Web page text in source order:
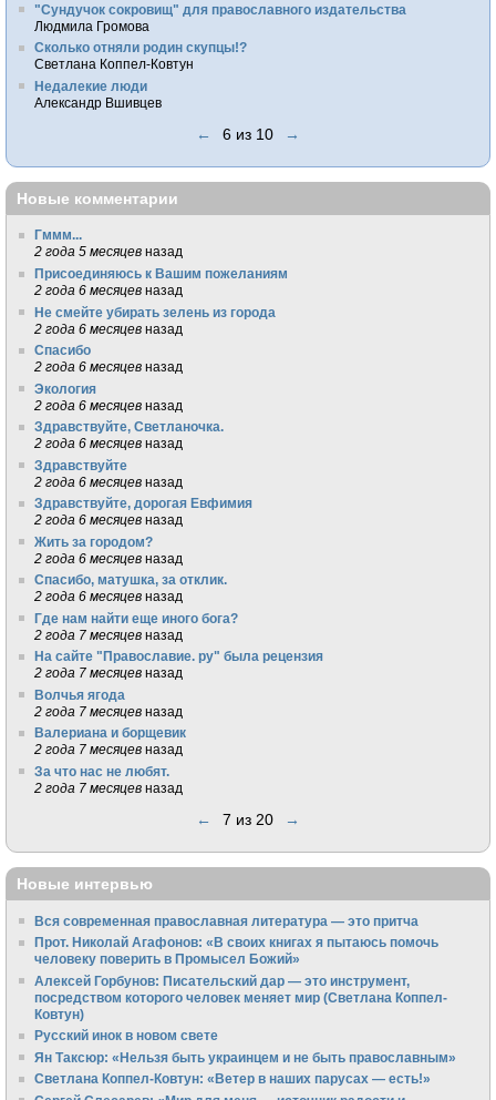
"Сундучок сокровищ" для православного издательства
Людмила Громова
Сколько отняли родин скупцы!?
Светлана Коппел-Ковтун
Недалекие люди
Александр Вшивцев
← 6 из 10 →
Новые комментарии
Гммм...
2 года 5 месяцев назад
Присоединяюсь к Вашим пожеланиям
2 года 6 месяцев назад
Не смейте убирать зелень из города
2 года 6 месяцев назад
Спасибо
2 года 6 месяцев назад
Экология
2 года 6 месяцев назад
Здравствуйте, Светланочка.
2 года 6 месяцев назад
Здравствуйте
2 года 6 месяцев назад
Здравствуйте, дорогая Евфимия
2 года 6 месяцев назад
Жить за городом?
2 года 6 месяцев назад
Спасибо, матушка, за отклик.
2 года 6 месяцев назад
Где нам найти еще иного бога?
2 года 7 месяцев назад
На сайте "Православие. ру" была рецензия
2 года 7 месяцев назад
Волчья ягода
2 года 7 месяцев назад
Валериана и борщевик
2 года 7 месяцев назад
За что нас не любят.
2 года 7 месяцев назад
← 7 из 20 →
Новые интервью
Вся современная православная литература — это притча
Прот. Николай Агафонов: «В своих книгах я пытаюсь помочь
человеку поверить в Промысел Божий»
Алексей Горбунов: Писательский дар — это инструмент,
посредством которого человек меняет мир (Светлана Коппел-
Ковтун)
Русский инок в новом свете
Ян Таксюр: «Нельзя быть украинцем и не быть православным»
Светлана Коппел-Ковтун: «Ветер в наших парусах — есть!»